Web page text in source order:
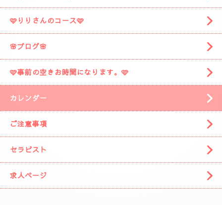
🩷りりさんのコース🩷
🌸ブログ🌸
🩷事前の空きお時間になります。🩷
カレンダー
ご注意事項
セラピスト
求人ページ